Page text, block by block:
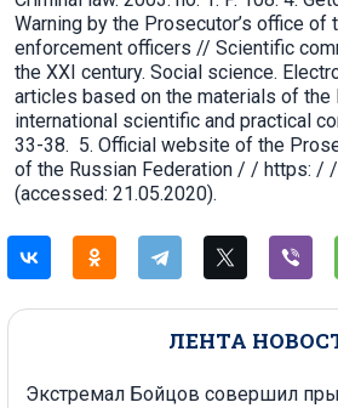
ЛЕНТА
Экстремал Бойцов совершил
Warning by the Prosecutor’s office of
enforcement officers // Scientific
the XXI century. Social science.
articles based on the materials of the
international scientific and practical
33-38. 5. Official website of the
of the Russian Federation / / https: /
(accessed: 21.05.2020).